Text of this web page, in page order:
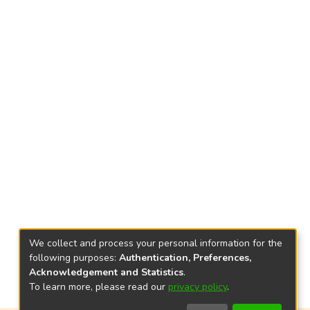
We collect and process your personal information for the
following purposes: Authentication, Preferences,
Acknowledgement and Statistics.
To learn more, please read our privacy policy.